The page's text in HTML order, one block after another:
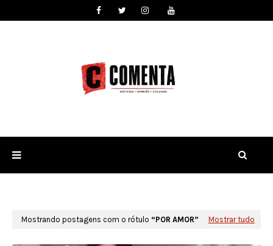
Mostrando postagens com o rótulo POR AMOR Mostrar tudo